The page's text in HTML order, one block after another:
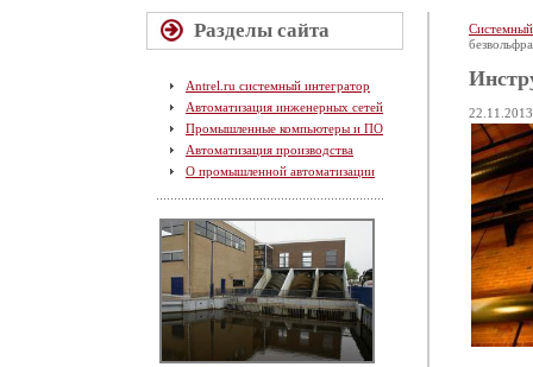
Разделы сайта
Antrel.ru системный интегратор
Автоматизация инженерных сетей
Промышленные компьютеры и ПО
Автоматизация производства
О промышленной автоматизации